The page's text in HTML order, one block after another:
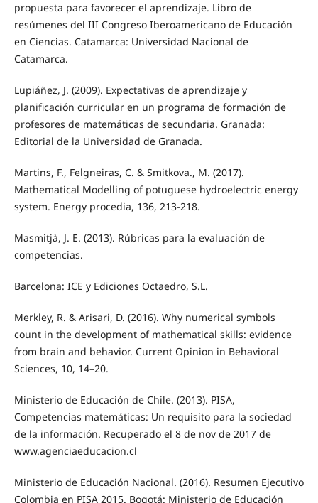
propuesta para favorecer el aprendizaje. Libro de
resúmenes del III Congreso Iberoamericano de Educación
en Ciencias. Catamarca: Universidad Nacional de
Catamarca.
Lupiáñez, J. (2009). Expectativas de aprendizaje y
planificación curricular en un programa de formación de
profesores de matemáticas de secundaria. Granada:
Editorial de la Universidad de Granada.
Martins, F., Felgneiras, C. & Smitkova., M. (2017).
Mathematical Modelling of potuguese hydroelectric energy
system. Energy procedia, 136, 213-218.
Masmitjà, J. E. (2013). Rúbricas para la evaluación de
competencias.
Barcelona: ICE y Ediciones Octaedro, S.L.
Merkley, R. & Arisari, D. (2016). Why numerical symbols
count in the development of mathematical skills: evidence
from brain and behavior. Current Opinion in Behavioral
Sciences, 10, 14–20.
Ministerio de Educación de Chile. (2013). PISA,
Competencias matemáticas: Un requisito para la sociedad
de la información. Recuperado el 8 de nov de 2017 de
www.agenciaeducacion.cl
Ministerio de Educación Nacional. (2016). Resumen Ejecutivo
Colombia en PISA 2015. Bogotá: Ministerio de Educación